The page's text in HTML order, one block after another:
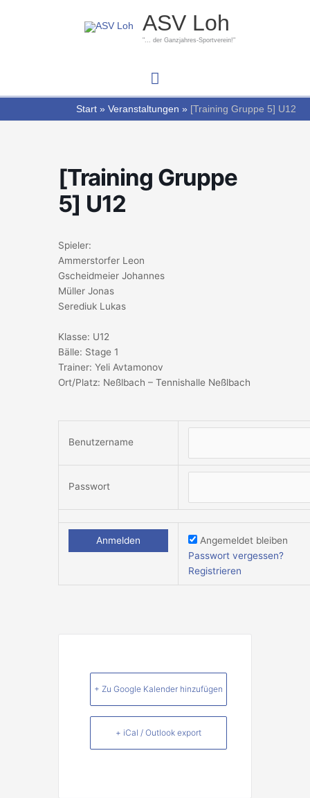
ASV Loh
"... der Ganzjahres-Sportverein!"
Hauptmenü
Start Veranstaltungen [Training Gruppe 5] U12
[Training Gruppe
5] U12
Spieler:
Ammerstorfer Leon
Gscheidmeier Johannes
Müller Jonas
Serediuk Lukas
Klasse: U12
Bälle: Stage 1
Trainer: Yeli Avtamonov
Ort/Platz: Neßlbach – Tennishalle Neßlbach
Benutzername
Passwort
Angemeldet bleiben
Passwort vergessen?
Registrieren
+ Zu Google Kalender hinzufügen
+ iCal / Outlook export